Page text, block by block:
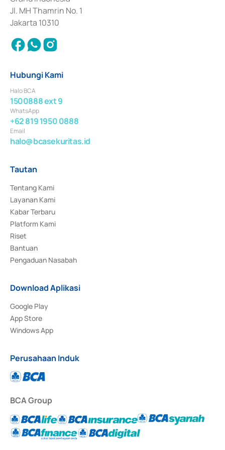
Jl. MH Thamrin No. 1
Jakarta 10310
Hubungi Kami
Halo BCA
1500888 ext 9
WhatsApp
+62 819 1950 0888
Email
halo@bcasekuritas.id
Tautan
Tentang Kami
Layanan Kami
Kabar Terbaru
Platform Kami
Riset
Bantuan
Pengaduan Nasabah
Download Aplikasi
Google Play
App Store
Windows App
Perusahaan Induk
BCA Group